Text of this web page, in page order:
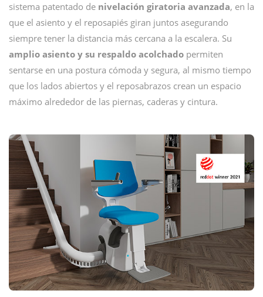
sistema patentado de nivelación giratoria avanzada, en la
que el asiento y el reposapiés giran juntos asegurando
siempre tener la distancia más cercana a la escalera. Su
amplio asiento y su respaldo acolchado permiten
sentarse en una postura cómoda y segura, al mismo tiempo
que los lados abiertos y el reposabrazos crean un espacio
máximo alrededor de las piernas, caderas y cintura.